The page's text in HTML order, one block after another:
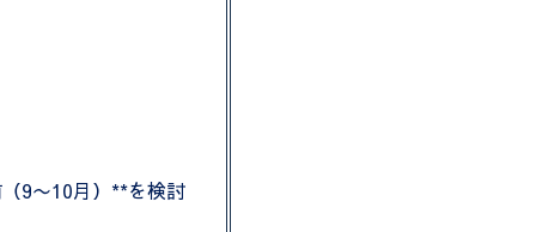
9〜10月）**を検討